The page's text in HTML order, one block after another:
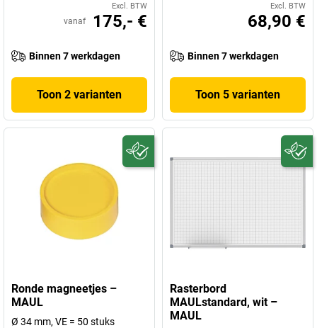
Excl. BTW
vanaf 175,- €
Binnen 7 werkdagen
Toon 2 varianten
Excl. BTW
68,90 €
Binnen 7 werkdagen
Toon 5 varianten
Ronde magneetjes –
MAUL
Ø 34 mm, VE = 50 stuks
Rasterbord
MAULstandard, wit –
MAUL